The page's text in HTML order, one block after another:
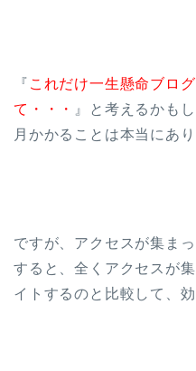
『 これだけ一生懸命ブロ
て・・・ 』と考えるかも
月かかることは本当にあり
ですが、アクセスが集ま
すると、全くアクセスが
イトするのと比較して、効